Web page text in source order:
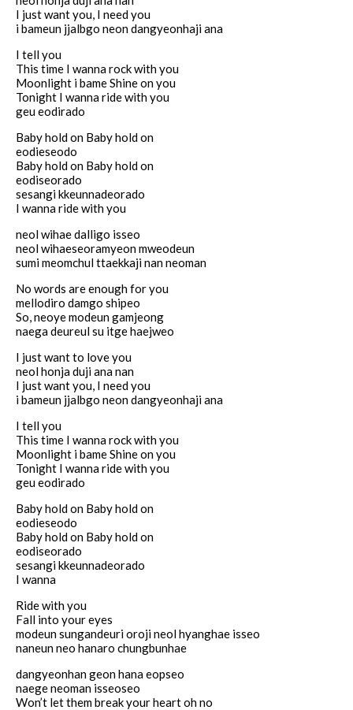
I just want you, I need you
i bameun jjalbgo neon dangyeonhaji ana
I tell you
This time I wanna rock with you
Moonlight i bame Shine on you
Tonight I wanna ride with you
geu eodirado
Baby hold on Baby hold on
eodieseodo
Baby hold on Baby hold on
eodiseorado
sesangi kkeunnadeorado
I wanna ride with you
neol wihae dalligo isseo
neol wihaeseoramyeon mweodeun
sumi meomchul ttaekkaji nan neoman
No words are enough for you
mellodiro damgo shipeo
So, neoye modeun gamjeong
naega deureul su itge haejweo
I just want to love you
neol honja duji ana nan
I just want you, I need you
i bameun jjalbgo neon dangyeonhaji ana
I tell you
This time I wanna rock with you
Moonlight i bame Shine on you
Tonight I wanna ride with you
geu eodirado
Baby hold on Baby hold on
eodieseodo
Baby hold on Baby hold on
eodiseorado
sesangi kkeunnadeorado
I wanna
Ride with you
Fall into your eyes
modeun sungandeuri oroji neol hyanghae isseo
naneun neo hanaro chungbunhae
dangyeonhan geon hana eopseo
naege neoman isseoseo
Won’t let them break your heart oh no